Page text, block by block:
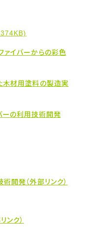
ァイバーからの彩色
木材用塗料の製造実
ーの利用技術開発
開発（外部リンク）
ンク）